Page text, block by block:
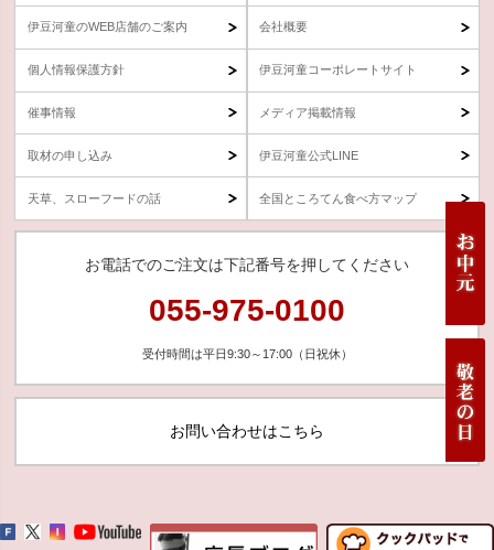
伊豆河童のWEB店舗のご案内 会社概要
個人情報保護方針 伊豆河童コーポレートサイト
催事情報 メディア掲載情報
取材の申し込み 伊豆河童公式LINE
天草、スローフードの話 全国ところてん食べ方マップ
お電話でのご注文は下記番号を押してください
055-975-0100
受付時間は平日9:30～17:00（日祝休）
お問い合わせはこちら